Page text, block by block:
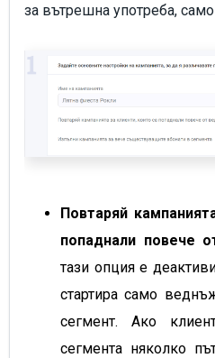
за вътрешна употреба,
Повтаряй
попаднали повече
тази опция е
стартира само
сегмент. Ако
сегмента няколко